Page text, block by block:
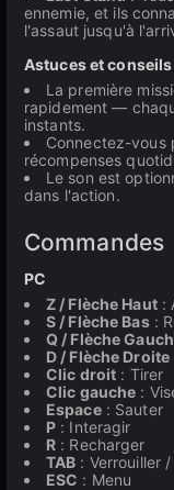
ennemie, et ils
l'assaut jusqu'à
Astuces et conseils
La première
rapidement —
instants.
Connectez-vous
récompenses
Le son est
dans l'action.
Commandes
PC
Z / Flèche Haut:
S / Flèche Bas:
Q / Flèche
D / Flèche Droite
Clic droit : Tirer
Clic gauche :
Espace: Sauter
P : Interagir
R : Recharger
TAB : Verrouiller
ESC : Menu